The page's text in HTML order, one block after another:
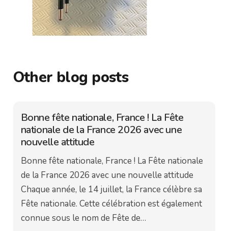
Other blog posts
Bonne fête nationale, France ! La Fête
nationale de la France 2026 avec une
nouvelle attitude
Bonne fête nationale, France ! La Fête nationale
de la France 2026 avec une nouvelle attitude
Chaque année, le 14 juillet, la France célèbre sa
Fête nationale. Cette célébration est également
connue sous le nom de Fête de…